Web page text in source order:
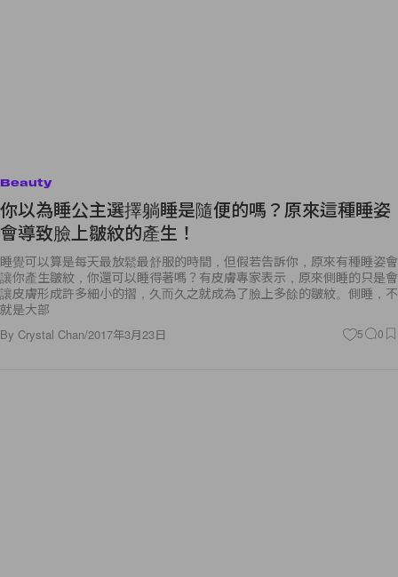
Beauty
你以為睡公主選擇躺睡是隨便的嗎？原來這種睡姿
會導致臉上皺紋的產生！
睡覺可以算是每天最放鬆最舒服的時間，但假若告訴你，原來有種睡姿會
讓你產生皺紋，你還可以睡得著嗎？有皮膚專家表示，原來側睡的只是會
讓皮膚形成許多細小的摺，久而久之就成為了臉上多餘的皺紋。側睡，不
就是大部
By Crystal Chan/2017年3月23日 5 0